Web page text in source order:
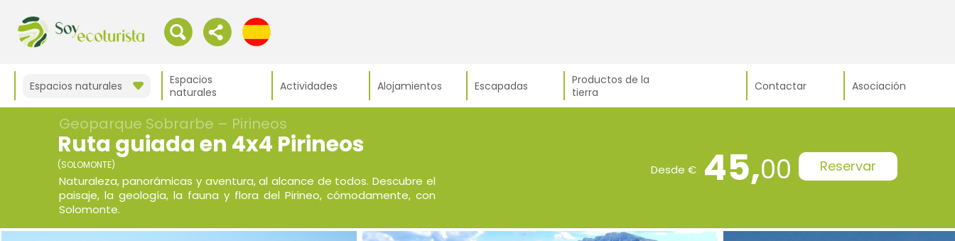
Espacios naturales
Espacios
naturales
Actividades Alojamientos Escapadas
Productos de la
tierra
Contactar Asociación
Geoparque Sobrarbe – Pirineos
Ruta guiada en 4x4 Pirineos
(SOLOMONTE)
Naturaleza, panorámicas y aventura, al alcance de todos. Descubre el
paisaje, la geología, la fauna y flora del Pirineo, cómodamente, con
Solomonte.
Desde € 45,00 Reservar